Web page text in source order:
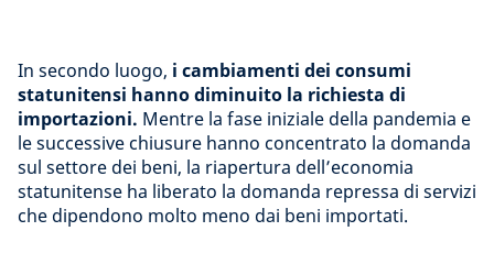
In secondo luogo, i cambiamenti dei consumi
statunitensi hanno diminuito la richiesta di
importazioni. Mentre la fase iniziale della pandemia e
le successive chiusure hanno concentrato la domanda
sul settore dei beni, la riapertura dell’economia
statunitense ha liberato la domanda repressa di servizi
che dipendono molto meno dai beni importati.